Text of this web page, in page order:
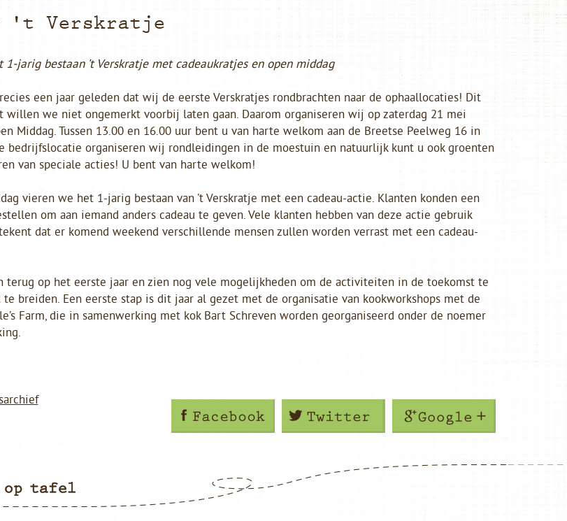
't Verskratje
1-jarig bestaan ’t Verskratje met cadeaukratjes en open middag
een jaar geleden dat wij de eerste Verskratjes rondbrachten naar de ophaallocaties! Dit
willen we niet ongemerkt voorbij laten gaan. Daarom organiseren wij op zaterdag 21 mei
Middag. Tussen 13.00 en 16.00 uur bent u van harte welkom aan de Breetse Peelweg 16 in
bedrijfslocatie organiseren wij rondleidingen in de moestuin en natuurlijk kunt u ook groenten
van speciale acties! U bent van harte welkom!
vieren we het 1-jarig bestaan van ’t Verskratje met een cadeau-actie. Klanten konden een
om aan iemand anders cadeau te geven. Vele klanten hebben van deze actie gebruik
dat er komend weekend verschillende mensen zullen worden verrast met een cadeau-
terug op het eerste jaar en zien nog vele mogelijkheden om de activiteiten in de toekomst te
breiden. Een eerste stap is dit jaar al gezet met de organisatie van kookworkshops met de
Farm, die in samenwerking met kok Bart Schreven worden georganiseerd onder de noemer